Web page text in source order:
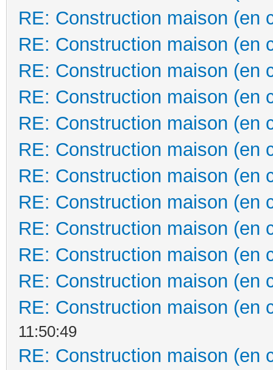
RE: Construction maison (en
RE: Construction maison (en
RE: Construction maison (en
RE: Construction maison (en
RE: Construction maison (en
RE: Construction maison (en
RE: Construction maison (en
RE: Construction maison (en
RE: Construction maison (en
RE: Construction maison (en
RE: Construction maison (en
RE: Construction maison (en
11:50:49
RE: Construction maison (en